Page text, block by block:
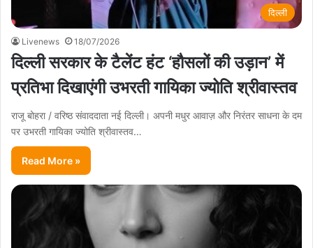
दिल्ली
Livenews 18/07/2026
दिल्ली सरकार के टैलेंट हंट ‘हौसलों की उड़ान’ में
प्रतिभा दिखाएंगी उभरती गायिका ज्योति श्रीवास्तव
राजू बोहरा / वरिष्ठ संवाददाता नई दिल्ली। अपनी मधुर आवाज़ और निरंतर साधना के दम
पर उभरती गायिका ज्योति श्रीवास्तव…
Read More »